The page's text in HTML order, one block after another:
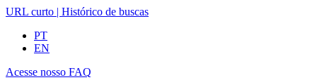
URL curto | Histórico de buscas
PT
EN
Acesse nosso FAQ